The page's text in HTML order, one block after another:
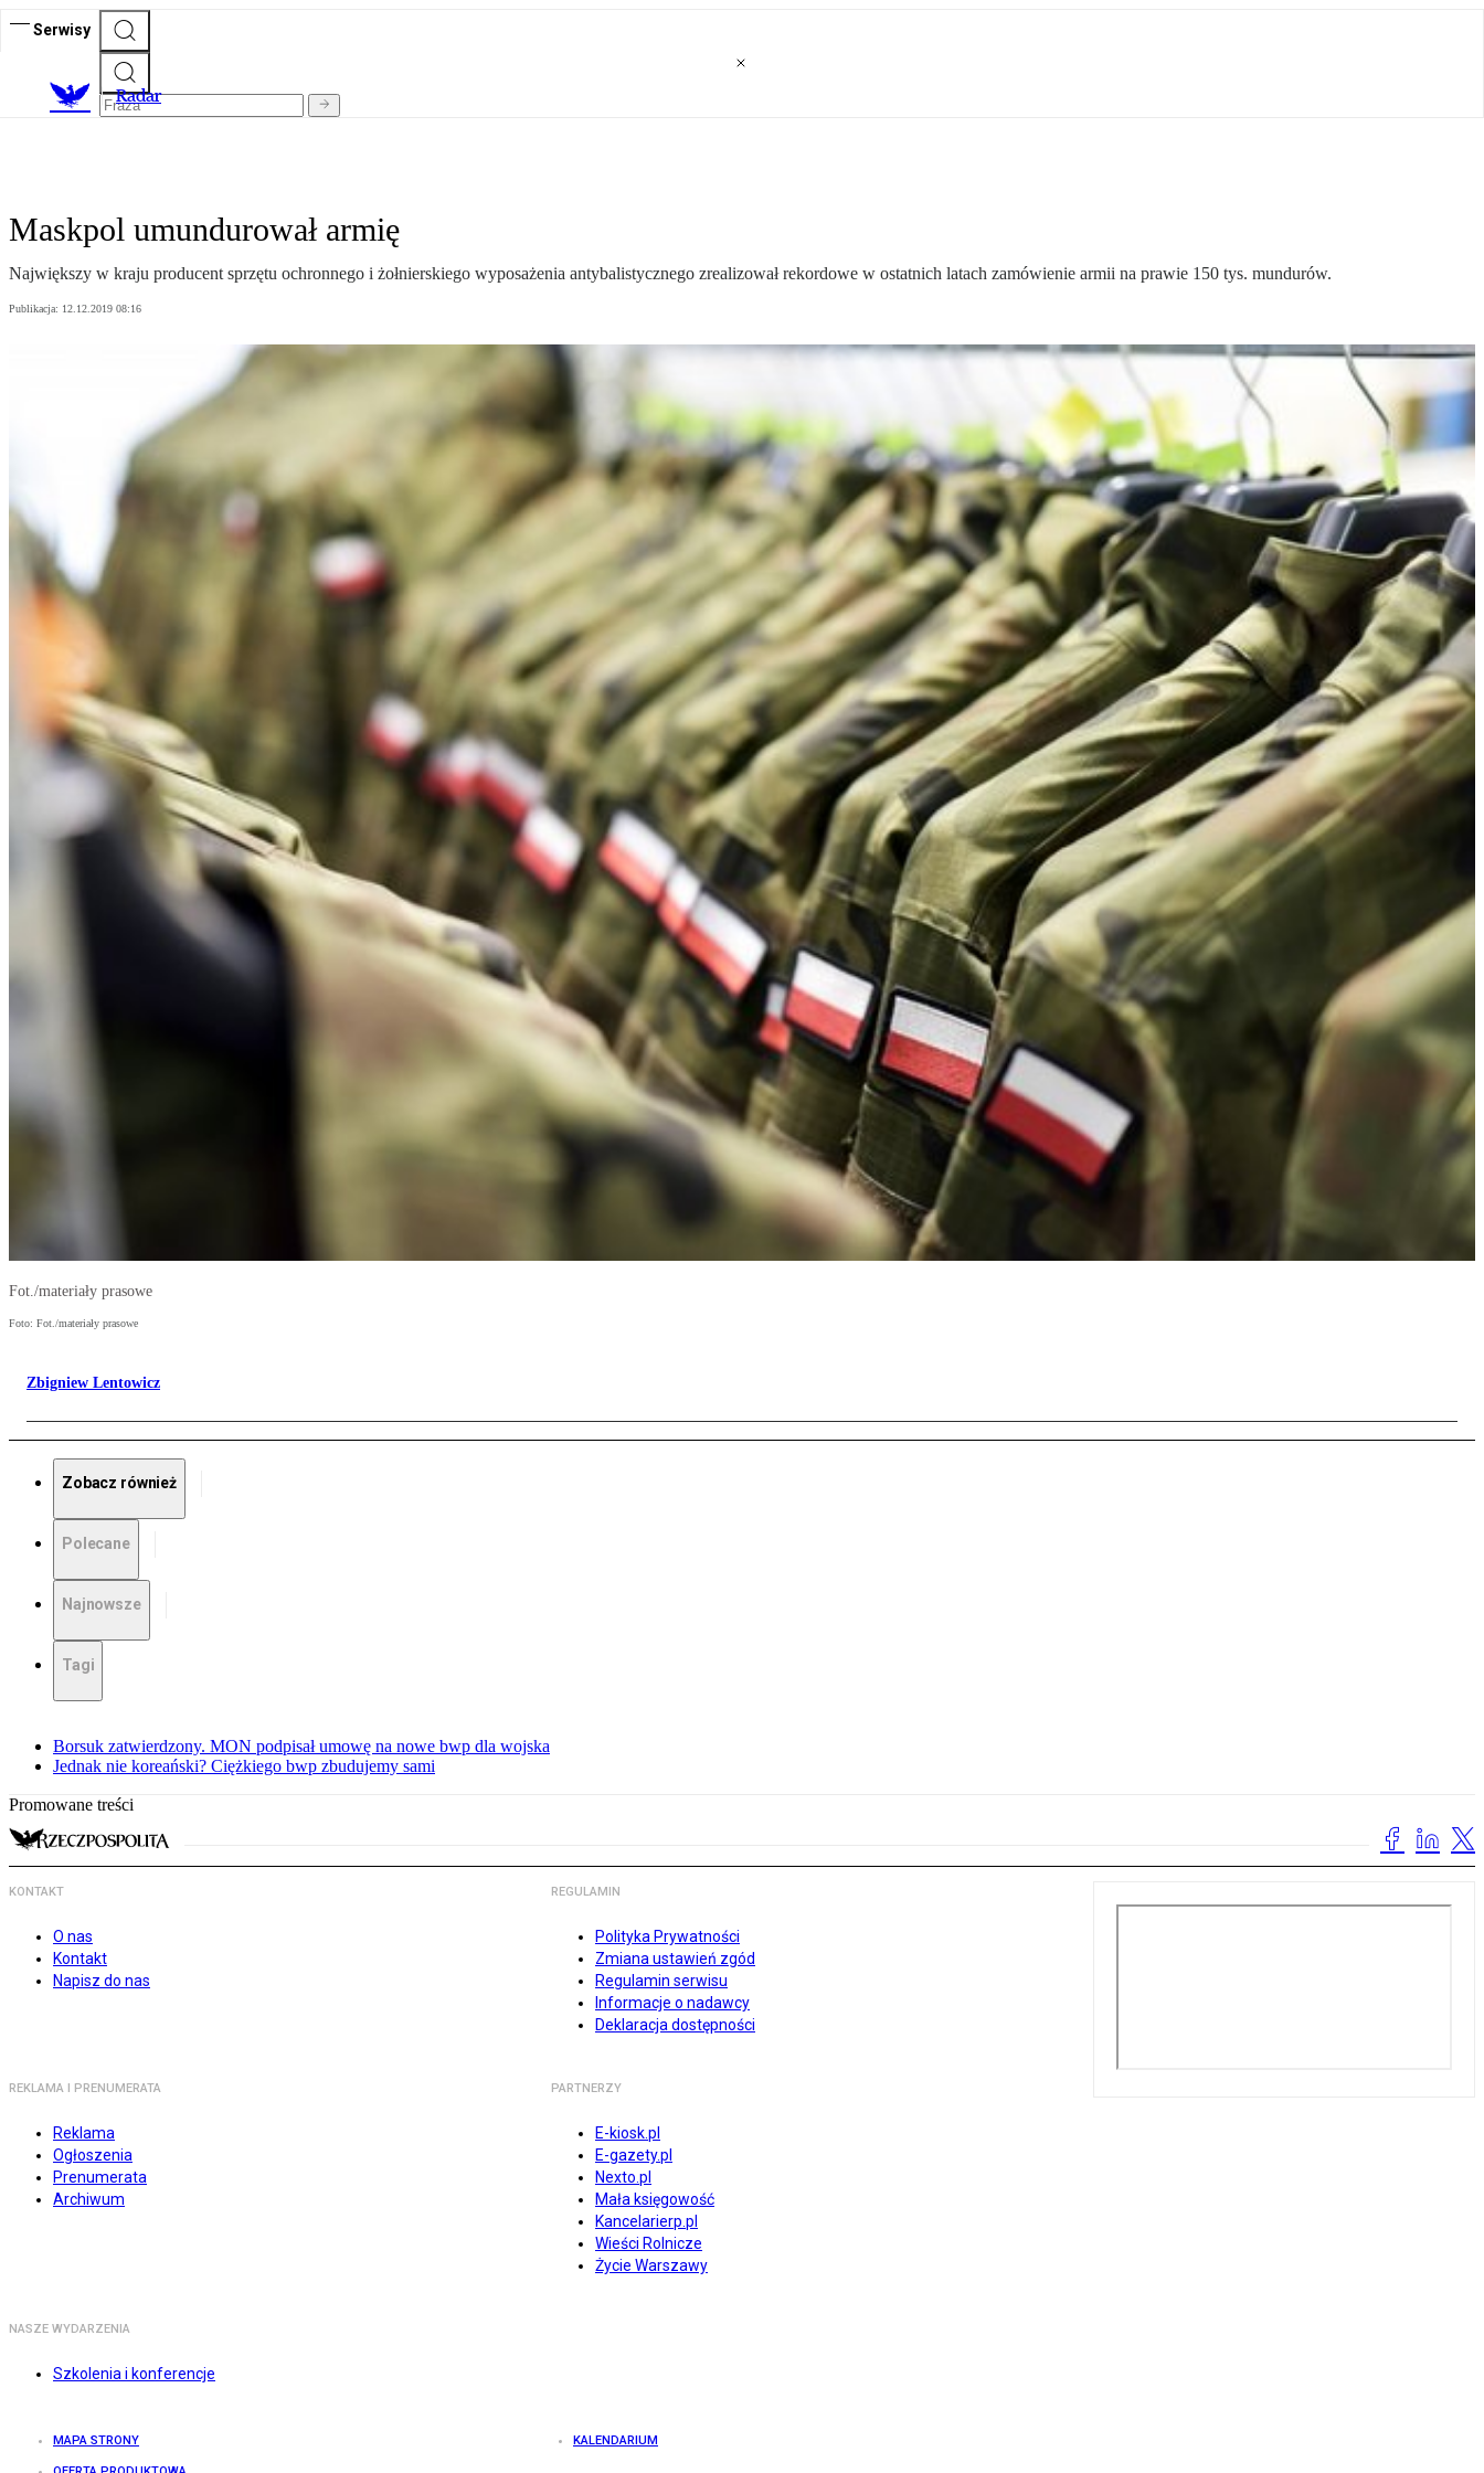
Serwisy
Radar
Maskpol umundurował armię
Największy w kraju producent sprzętu ochronnego i żołnierskiego wyposażenia antybalistycznego zrealizował rekordowe w ostatnich latach zamówienie armii na prawie 150 tys. mundurów.
Publikacja: 12.12.2019 08:16
Fot./materiały prasowe
Foto: Fot./materiały prasowe
Zbigniew Lentowicz
Zobacz również
Polecane
Najnowsze
Tagi
Borsuk zatwierdzony. MON podpisał umowę na nowe bwp dla wojska
Jednak nie koreański? Ciężkiego bwp zbudujemy sami
Promowane treści
KONTAKT
O nas
Kontakt
Napisz do nas
REGULAMIN
Polityka Prywatności
Zmiana ustawień zgód
Regulamin serwisu
Informacje o nadawcy
Deklaracja dostępności
REKLAMA I PRENUMERATA
Reklama
Ogłoszenia
Prenumerata
Archiwum
PARTNERZY
E-kiosk.pl
E-gazety.pl
Nexto.pl
Mała księgowość
Kancelarierp.pl
Wieści Rolnicze
Życie Warszawy
NASZE WYDARZENIA
Szkolenia i konferencje
MAPA STRONY KALENDARIUM